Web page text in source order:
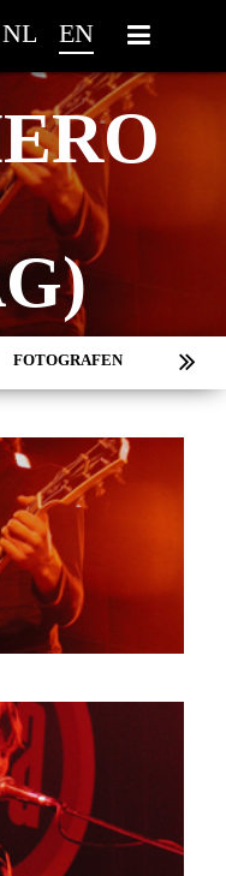
NL EN
FOTOGRAFEN
DE KROSSE
VEENEMA
DEKKER
DE VRIES
POSTMA
LUDDEN
HIEP
HUT
TSKHAY
BOSMA
KAMMINGA
SAAMAN